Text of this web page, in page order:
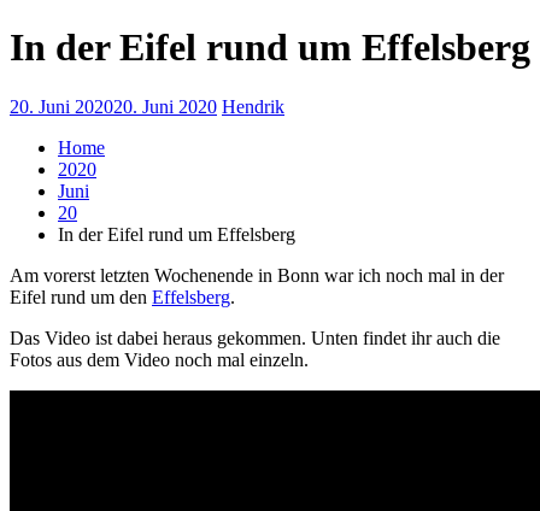
In der Eifel rund um Effelsberg
20. Juni 202020. Juni 2020 Hendrik
Home
2020
Juni
20
In der Eifel rund um Effelsberg
Am vorerst letzten Wochenende in Bonn war ich noch mal in der
Eifel rund um den Effelsberg.
Das Video ist dabei heraus gekommen. Unten findet ihr auch die
Fotos aus dem Video noch mal einzeln.